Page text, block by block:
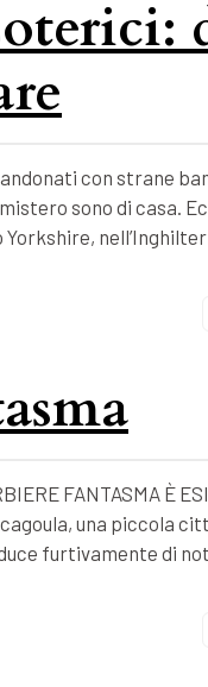
con strane
sono di casa.
Yorkshire,
FANTASMA È
una piccola
furtivamente di